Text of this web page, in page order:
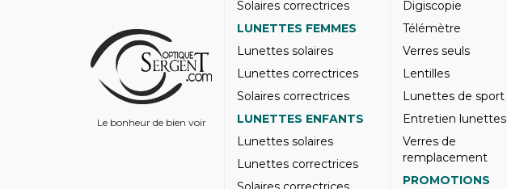
Le bonheur de bien voir
Solaires correctrices
LUNETTES FEMMES
Lunettes solaires
Lunettes correctrices
Solaires correctrices
LUNETTES ENFANTS
Lunettes solaires
Lunettes correctrices
Digiscopie
Télémètre
Verres seuls
Lentilles
Lunettes de sport
Entretien lunettes
Verres de
remplacement
PROMOTIONS